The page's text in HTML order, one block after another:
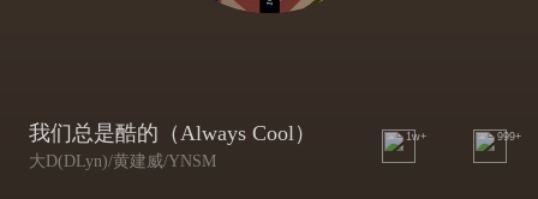
我们总是酷的（Always Cool）
大D(DLyn)/黄建威/YNSM
1w+ 999+